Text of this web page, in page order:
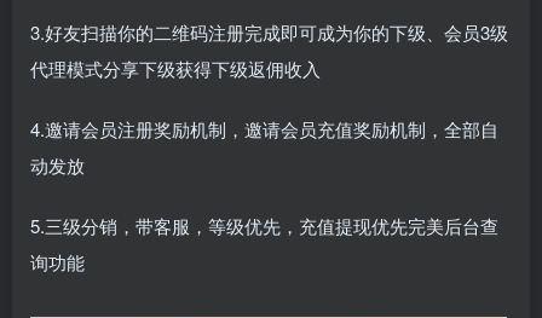
3.好友扫描你的二维码注册完成即可成为你的下级、会员3级
代理模式分享下级获得下级返佣收入
4.邀请会员注册奖励机制，邀请会员充值奖励机制，全部自
动发放
5.三级分销，带客服，等级优先，充值提现优先完美后台查
询功能